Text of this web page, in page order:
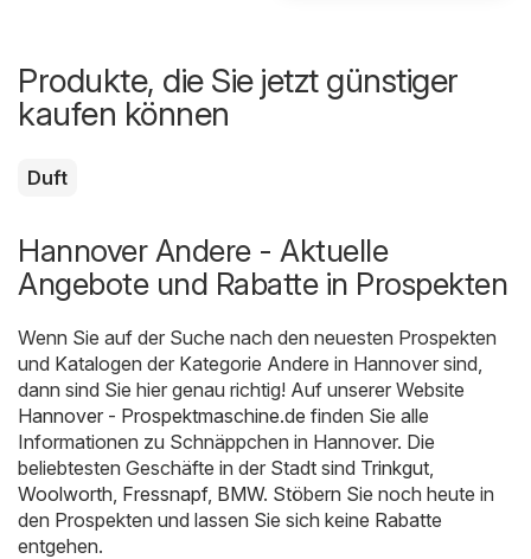
Produkte, die Sie jetzt günstiger
kaufen können
Duft
Hannover Andere - Aktuelle
Angebote und Rabatte in Prospekten
Wenn Sie auf der Suche nach den neuesten Prospekten
und Katalogen der Kategorie Andere in Hannover sind,
dann sind Sie hier genau richtig! Auf unserer Website
Hannover - Prospektmaschine.de finden Sie alle
Informationen zu Schnäppchen in Hannover. Die
beliebtesten Geschäfte in der Stadt sind Trinkgut
Woolworth Fressnapf, BMW. Stöbern Sie noch heute in
den Prospekten und lassen Sie sich keine Rabatte
entgehen.